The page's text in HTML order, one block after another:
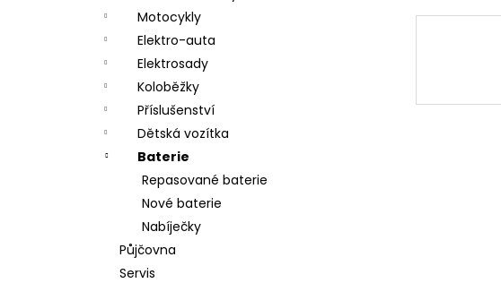
Motocykly
Elektro-auta
Elektrosady
Koloběžky
Příslušenství
Dětská vozítka
Baterie
Repasované baterie
Nové baterie
Nabíječky
Půjčovna
Servis